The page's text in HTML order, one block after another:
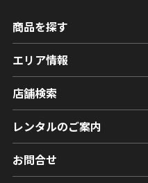
商品を探す
エリア情報
店舗検索
レンタルのご案内
お問合せ